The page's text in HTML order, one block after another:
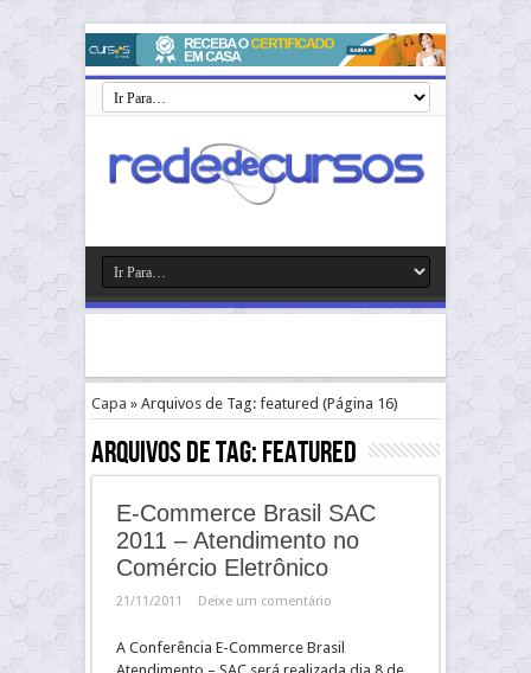
Capa » Arquivos de Tag: featured (Página 16)
Arquivos de Tag:featured
E-Commerce Brasil SAC
2011 – Atendimento no
Comércio Eletrônico
21/11/2011 Deixe um comentário
A Conferência E-Commerce Brasil